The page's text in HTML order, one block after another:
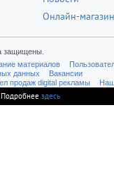
Онлайн-магазин
защищены.
материалов
данных
Вакансии
продаж digital рекламы
Подробнее здесь